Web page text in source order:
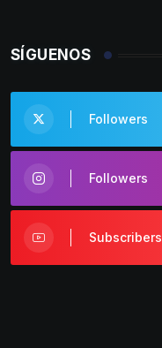
SÍGUENOS
Followers
Followers
Subscribers